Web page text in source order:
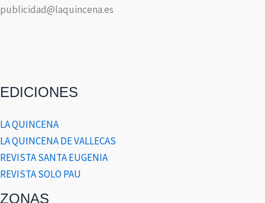
publicidad@laquincena.es
EDICIONES
LA QUINCENA
LA QUINCENA DE VALLECAS
REVISTA SANTA EUGENIA
REVISTA SOLO PAU
ZONAS